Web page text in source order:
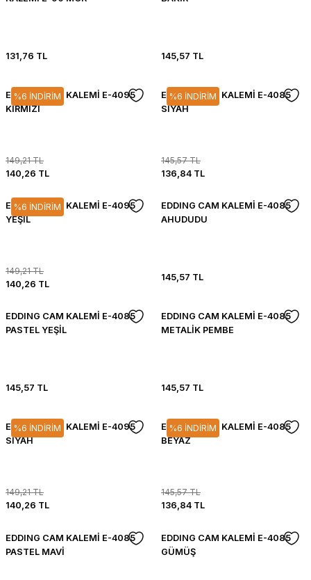
131,76 TL 145,57 TL
%6 İNDİRİM
EDDING CAM KALEMİ E-4095
KIRMIZI
149,21 TL
140,26 TL
%6 İNDİRİM
EDDING CAM KALEMİ E-4085
SİYAH
145,57 TL
136,84 TL
%6 İNDİRİM
EDDING CAM KALEMİ E-4095
YEŞİL
149,21 TL
140,26 TL
EDDING CAM KALEMİ E-4085
AHUDUDU
145,57 TL
EDDING CAM KALEMİ E-4085
PASTEL YEŞİL
145,57 TL
EDDING CAM KALEMİ E-4085
METALİK PEMBE
145,57 TL
%6 İNDİRİM
EDDING CAM KALEMİ E-4095
SİYAH
149,21 TL
140,26 TL
%6 İNDİRİM
EDDING CAM KALEMİ E-4085
BEYAZ
145,57 TL
136,84 TL
EDDING CAM KALEMİ E-4085
PASTEL MAVİ
EDDING CAM KALEMİ E-4085
GÜMÜŞ